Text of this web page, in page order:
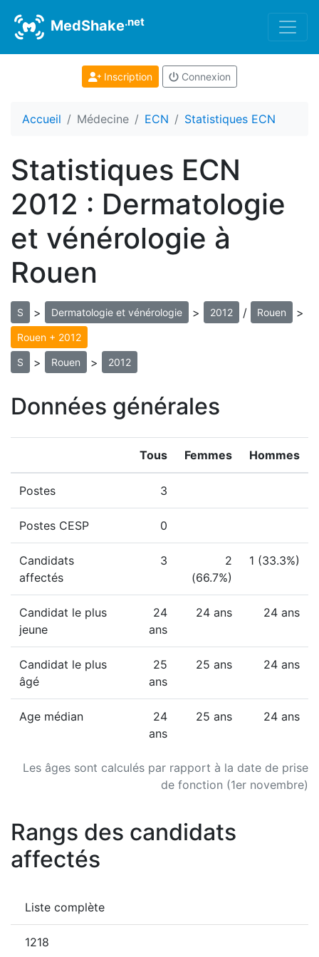
MedShake.net
Inscription Connexion
Accueil Médecine ECN Statistiques ECN
Statistiques ECN
2012 : Dermatologie
et vénérologie à
Rouen
S > Dermatologie et vénérologie > 2012 / Rouen >
Rouen + 2012
S > Rouen > 2012
Données générales
Les âges sont calculés par rapport à la date de prise
de fonction (1er novembre)
Tous Femmes Hommes
Postes 3
Postes CESP 0
Candidats
affectés
3
2
(66.7%)
1 (33.3%)
Candidat le plus
jeune
24
ans
24 ans 24 ans
Candidat le plus
âgé
25
ans
25 ans 24 ans
Age médian
24
ans
25 ans 24 ans
Rangs des candidats
affectés
Liste complète
1218